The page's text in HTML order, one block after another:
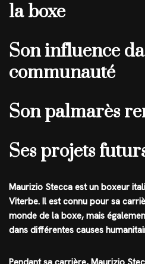
la boxe
Son influence
communauté
Son palmarès
Ses projets
Maurizio Stecca est un boxeur
Viterbe. Il est connu pour sa
monde de la boxe, mais
dans différentes causes